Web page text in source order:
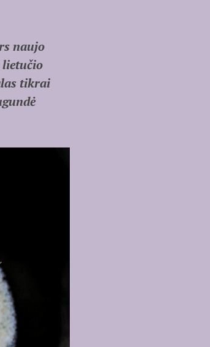
naujo
tikrai